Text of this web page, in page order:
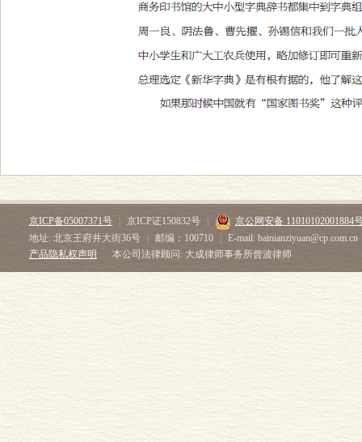
京ICP备05007371号 京ICP证150832号
京公网安备 11010102001884
地址: 北京王府井大街36号
邮编：100710
E-mail: bainianziyuan@cp.com.cn
产品隐私权声明
本公司法律顾问: 大成律师事务所曾波律师